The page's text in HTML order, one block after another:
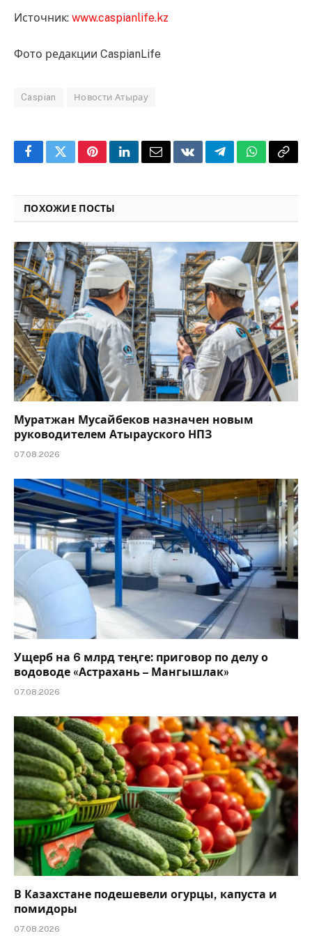
Источник: www.caspianlife.kz
Фото редакции CaspianLife
Caspian Новости Атырау
FacebookTwitterPinterestLinkedInEmailVKontakteTelegramWhatsApp
Copy
ПОХОЖИЕ ПОСТЫ
Муратжан Мусайбеков назначен новым
руководителем Атырауского НПЗ
07.08.2026
Ущерб на 6 млрд теңге: приговор по делу о
водоводе «Астрахань – Мангышлак»
07.08.2026
В Казахстане подешевели огурцы, капуста и
помидоры
07.08.2026